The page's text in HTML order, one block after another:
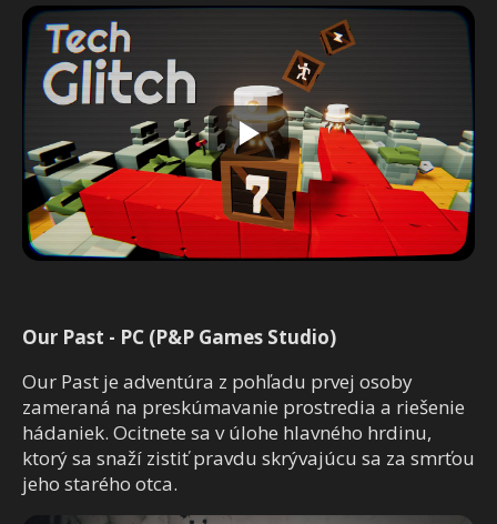
Our Past - PC (P&P Games Studio)
Our Past je adventúra z pohľadu prvej osoby
zameraná na preskúmavanie prostredia a riešenie
hádaniek. Ocitnete sa v úlohe hlavného hrdinu,
ktorý sa snaží zistiť pravdu skrývajúcu sa za smrťou
jeho starého otca.